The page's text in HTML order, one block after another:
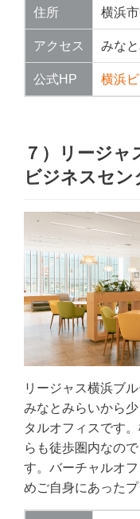
住所 横浜
アクセス みな
公式HP 横浜
７）リージ
ビジネスセン
リージャス横浜ブ
みなとみらいから
タルオフィスです
らも徒歩圏内なの
す。バーチャルオ
めご自身にあった